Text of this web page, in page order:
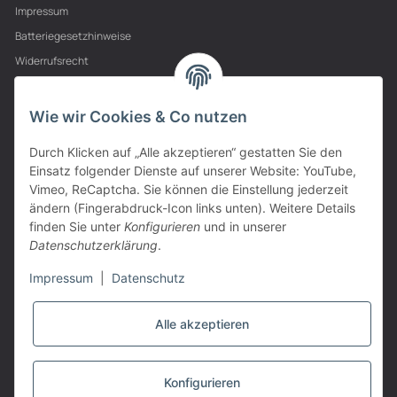
Impressum
Batteriegesetzhinweise
Widerrufsrecht
PARTNER
VERTRAG WIDERRUFEN
Wie wir Cookies & Co nutzen
Durch Klicken auf „Alle akzeptieren“ gestatten Sie den
Einsatz folgender Dienste auf unserer Website: YouTube,
Vimeo, ReCaptcha. Sie können die Einstellung jederzeit
ändern (Fingerabdruck-Icon links unten). Weitere Details
finden Sie unter Konfigurieren und in unserer
Datenschutzerklärung.
Impressum Datenschutz
Alle akzeptieren
Konfigurieren